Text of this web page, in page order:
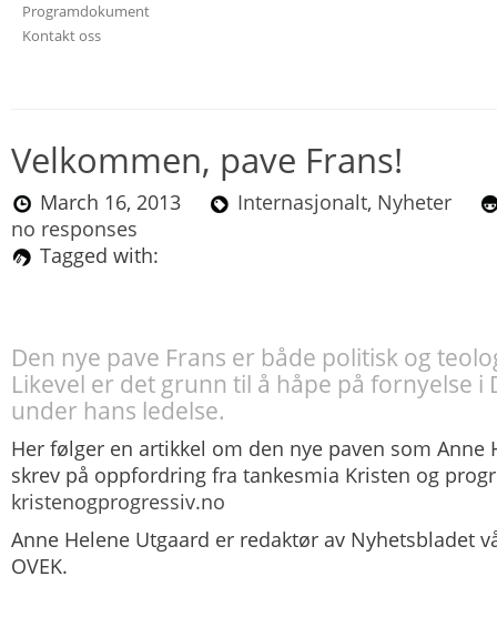
Programdokument
Kontakt oss
Velkommen, pave Frans!
March 16, 2013 Internasjonalt, Nyheter
no responses
Tagged with:
Den nye pave Frans er både politisk og
Likevel er det grunn til å håpe på fornyelse i
under hans ledelse.
Her følger en artikkel om den nye paven som Anne
skrev på oppfordring fra tankesmia Kristen og
kristenogprogressiv.no
Anne Helene Utgaard er redaktør av Nyhetsbladet
OVEK.